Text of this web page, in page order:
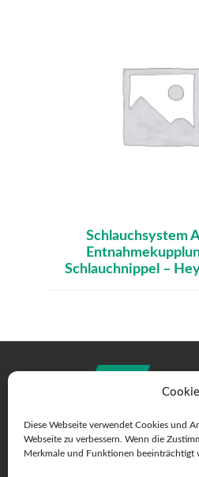
Diese Webseite verwendet Cookies und
Webseite zu verbessern. Wenn die
Merkmale und Funktionen beeinträchtigt
Schlauchsystem
Schlauchnippel –